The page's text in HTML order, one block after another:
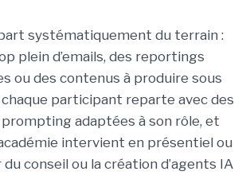
systématiquement du terrain :
plein d’emails, des reportings
ou des contenus à produire sous
chaque participant reparte avec des
adaptées à son rôle, et
intervient en présentiel ou
conseil ou la création d’agents IA